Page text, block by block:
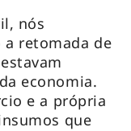
nós
a retomada de
economia.
e a própria
que